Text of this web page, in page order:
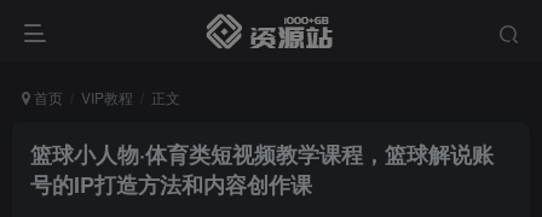
首页 VIP教程 正文
篮球小人物·体育类短视频教学课程，篮球解说账
号的IP打造方法和内容创作课